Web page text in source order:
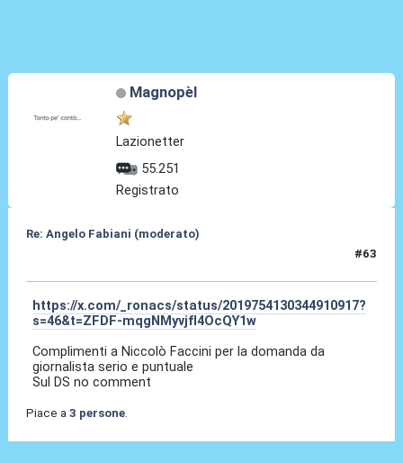
Magnopèl
Lazionetter
55.251
Registrato
Re: Angelo Fabiani (moderato)
#63
https://x.com/_ronacs/status/2019754130344910917?
s=46&t=ZFDF-mqgNMyvjfI4OcQY1w
Complimenti a Niccolò Faccini per la domanda da
giornalista serio e puntuale
Sul DS no comment
Piace a 3 persone.